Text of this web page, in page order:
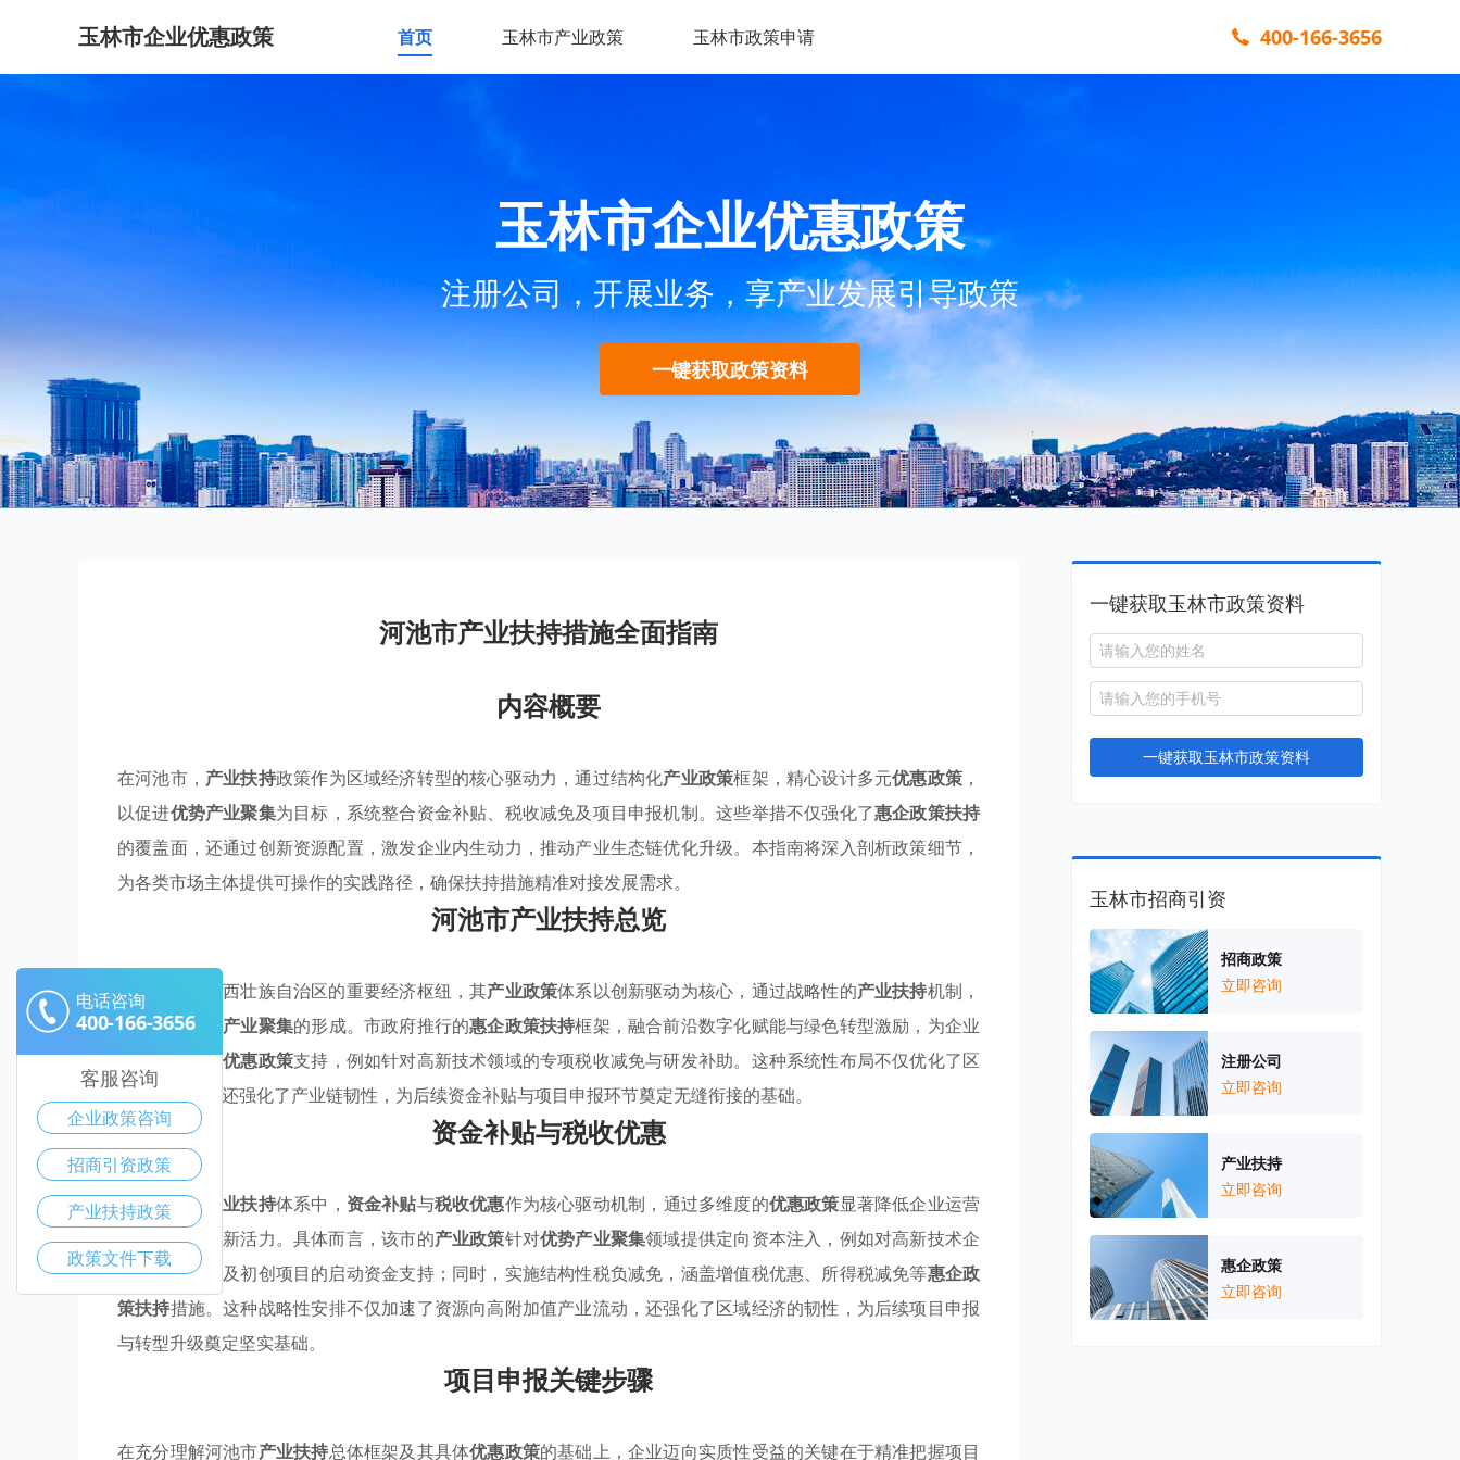
玉林市企业优惠政策 首页 玉林市产业政策 玉林市政策申请 400-166-3656
玉林市企业优惠政策
注册公司，开展业务，享产业发展引导政策
一键获取政策资料
河池市产业扶持措施全面指南
内容概要
在河池市， 产业扶持政策作为区域经济转型的核心驱动力，通过结构化产业政策框架，精心设计多元优惠政策 ，
以促进优势产业聚集为目标，系统整合资金补贴、税收减免及项目申报机制。这些举措不仅强化了惠企政策扶持
的覆盖面，还通过创新资源配置，激发企业内生动力，推动产业生态链优化升级。本指南将深入剖析政策细节，
为各类市场主体提供可操作的实践路径，确保扶持措施精准对接发展需求。
河池市产业扶持总览
河池市作为广西壮族自治区的重要经济枢纽，其产业政策体系以创新驱动为核心，通过战略性的产业扶持机制，
显著加速优势产业聚集的形成。市政府推行的惠企政策扶持框架，融合前沿数字化赋能与绿色转型激励，为企业
提供全方位的优惠政策支持，例如针对高新技术领域的专项税收减免与研发补助。这种系统性布局不仅优化了区
域营商环境，还强化了产业链韧性，为后续资金补贴与项目申报环节奠定无缝衔接的基础。
资金补贴与税收优惠
在河池市的 产业扶持体系中， 资金补贴与税收优惠作为核心驱动机制，通过多维度的优惠政策显著降低企业运营
成本并激发创新活力。具体而言，该市的产业政策针对优势产业聚集领域提供定向资本注入，例如对高新技术企
业的研发补助及初创项目的启动资金支持；同时，实施结构性税负减免，涵盖增值税优惠、所得税减免等惠企政
策扶持措施。这种战略性安排不仅加速了资源向高附加值产业流动，还强化了区域经济的韧性，为后续项目申报
与转型升级奠定坚实基础。
项目申报关键步骤
在充分理解河池市产业扶持总体框架及其具体优惠政策的基础上，企业迈向实质性受益的关键在于精准把握项目
一键获取玉林市政策资料
一键获取玉林市政策资料
玉林市招商引资
招商政策
立即咨询
注册公司
立即咨询
产业扶持
立即咨询
惠企政策
立即咨询
电话咨询
400-166-3656
客服咨询
企业政策咨询
招商引资政策
产业扶持政策
政策文件下载